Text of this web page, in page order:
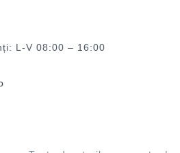
L-V 08:00 – 16:00